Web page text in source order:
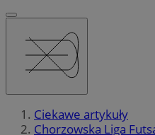
Ciekawe artykuły
Chorzowska Liga